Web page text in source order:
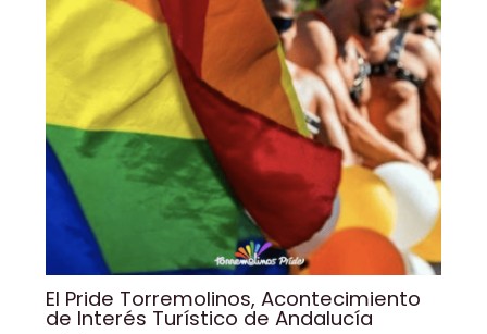
El Pride Torremolinos, Acontecimiento
de Interés Turístico de Andalucía